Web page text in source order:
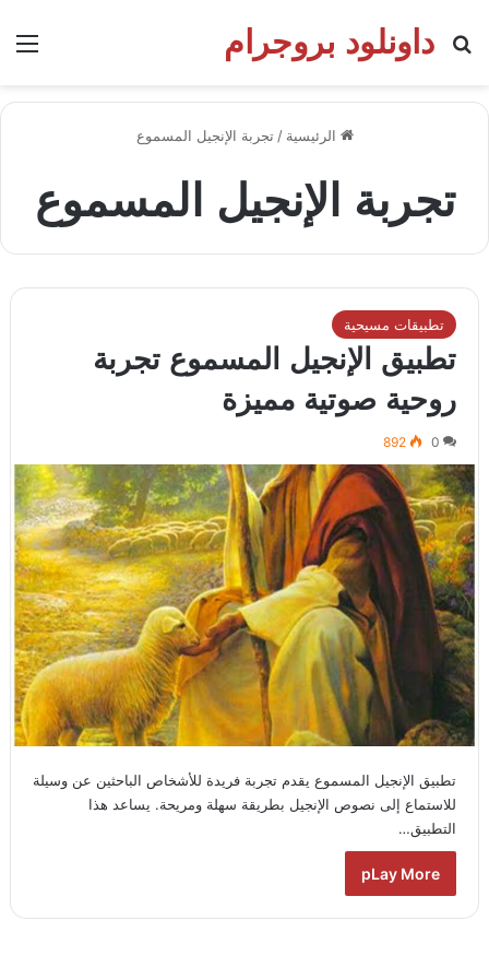
داونلود بروجرام
بحث عن
الرئيسية / تجربة الإنجيل المسموع
تجربة الإنجيل المسموع
تطبيقات مسيحية
تطبيق الإنجيل المسموع تجربة
روحية صوتية مميزة
0
892
تطبيق الإنجيل المسموع يقدم تجربة فريدة للأشخاص الباحثين عن وسيلة
للاستماع إلى نصوص الإنجيل بطريقة سهلة ومريحة. يساعد هذا
التطبيق…
pLay More